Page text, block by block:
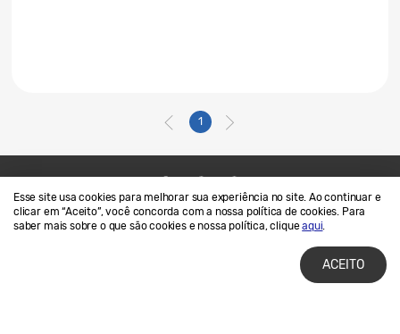
Esse site usa cookies para melhorar sua experiência no site. Ao continuar e
clicar em “Aceito”, você concorda com a nossa política de cookies. Para
saber mais sobre o que são cookies e nossa política, cliqueaqui.
ACEITO
1
Contato
SAMSUNG.COM
Termos de Uso
Privacidade e Cookies